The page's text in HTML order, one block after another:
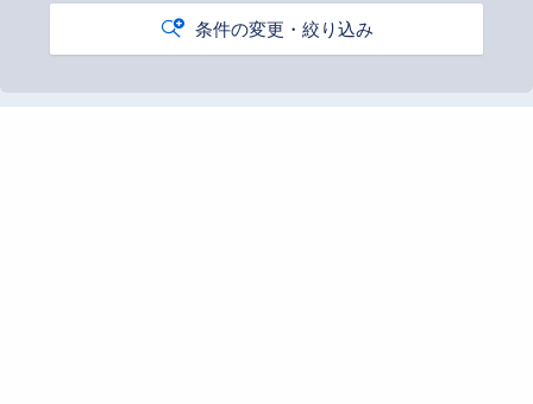
条件の変更・絞り込み